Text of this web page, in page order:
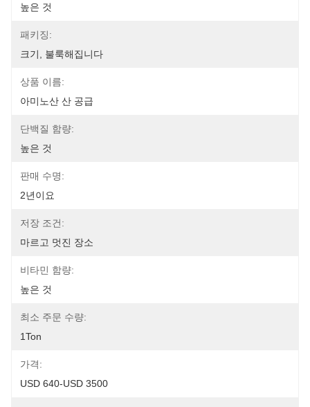
높은 것
패키징:
크기, 불룩해집니다
상품 이름:
아미노산 산 공급
단백질 함량:
높은 것
판매 수명:
2년이요
저장 조건:
마르고 멋진 장소
비타민 함량:
높은 것
최소 주문 수량:
1Ton
가격:
USD 640-USD 3500